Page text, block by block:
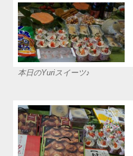
本日のYuriスイーツ♪